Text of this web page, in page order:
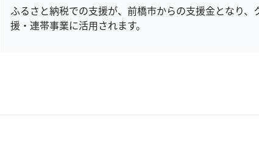
ふるさと納税での支援が、前橋市からの支援金となり
援・連帯事業に活用されます。